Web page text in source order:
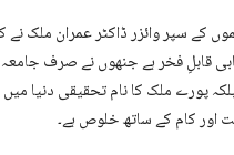
کے سپر وائزر ڈاکٹر عمران ملک نے
قابلِ فخر ہے جنھوں نے صرف
پورے ملک کا نام تحقیقی دنیا
اور کام کے ساتھ خلوص ہے۔